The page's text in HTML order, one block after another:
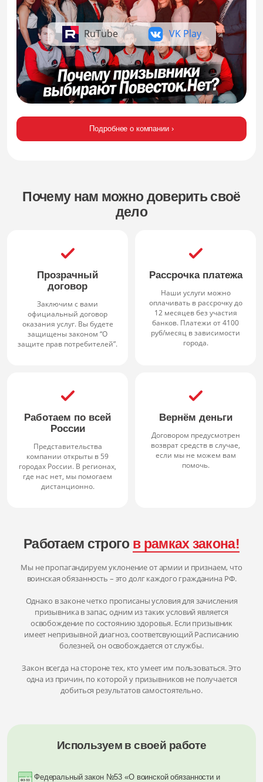
RuTube VK Play
Подробнее о компании ›
Почему нам можно доверить своё
дело
Прозрачный
договор
Заключим с вами
официальный договор
оказания услуг. Вы будете
защищены законом “О
защите прав потребителей”.
Рассрочка платежа
Наши услуги можно
оплачивать в рассрочку до
12 месяцев без участия
банков. Платежи от 4100
руб/месяц в зависимости
города.
Работаем по всей
России
Представительства
компании открыты в 59
городах России. В регионах,
где нас нет, мы помогаем
дистанционно.
Вернём деньги
Договором предусмотрен
возврат средств в случае,
если мы не можем вам
помочь.
Работаем строго в рамках закона!
Мы не пропагандируем уклонение от армии и признаем, что
воинская обязанность – это долг каждого гражданина РФ.
Однако в законе четко прописаны условия для зачисления
призывника в запас, одним из таких условий является
освобождение по состоянию здоровья. Если призывник
имеет непризывной диагноз, соответсвующий Расписанию
болезней, он освобождается от службы.
Закон всегда на стороне тех, кто умеет им пользоваться. Это
одна из причин, по которой у призывников не получается
добиться результатов самостоятельно.
Используем в своей работе
Федеральный закон №53 «О воинской обязанности и